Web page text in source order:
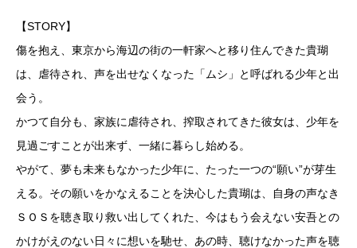
【STORY】
傷を抱え、東京から海辺の街の一軒家へと移り住んできた貴瑚
は、虐待され、声を出せなくなった「ムシ」と呼ばれる少年と出
会う。
かつて自分も、家族に虐待され、搾取されてきた彼女は、少年を
見過ごすことが出来ず、一緒に暮らし始める。
やがて、夢も未来もなかった少年に、たった一つの“願い”が芽生
える。その願いをかなえることを決心した貴瑚は、自身の声なき
ＳＯＳを聴き取り救い出してくれた、今はもう会えない安吾との
かけがえのない日々に想いを馳せ、あの時、聴けなかった声を聴